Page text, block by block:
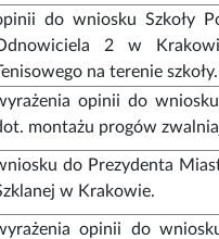
do wniosku Szkoły
2 w
na terenie szkoły.
opinii do
montażu progów
do Prezydenta
w Krakowie.
opinii do